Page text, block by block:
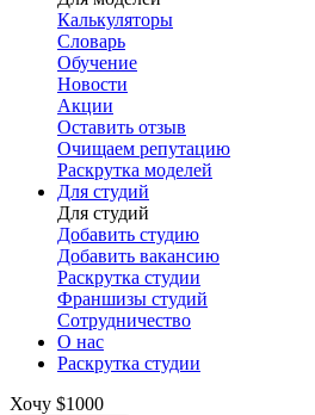
Калькуляторы
Словарь
Обучение
Новости
Акции
Оставить отзыв
Очищаем репутацию
Раскрутка моделей
Для студий
Для студий
Добавить студию
Добавить вакансию
Раскрутка студии
Франшизы студий
Сотрудничество
О нас
Раскрутка студии
Хочу $1000